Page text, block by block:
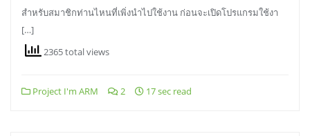
สำหรับสมาชิกท่านไหนที่เพิ่งนำไปใช้งาน ก่อนจะเปิดโปรแกรมใช้งา
[…]
2365 total views
Project I'm ARM 2 17 sec read